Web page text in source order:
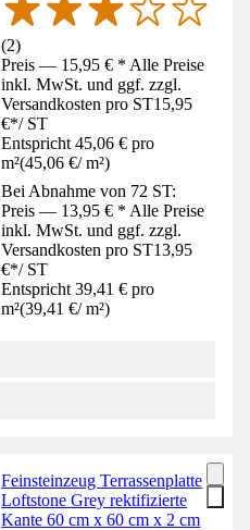
(2)
Preis — 15,95 € * Alle Preise
inkl. MwSt. und ggf. zzgl.
Versandkosten pro ST15,95
€*/ ST
Entspricht 45,06 € pro
m²(45,06 €/ m²)
Bei Abnahme von 72 ST:
Preis — 13,95 € * Alle Preise
inkl. MwSt. und ggf. zzgl.
Versandkosten pro ST13,95
€*/ ST
Entspricht 39,41 € pro
m²(39,41 €/ m²)
Feinsteinzeug Terrassenplatte
Loftstone Grey rektifizierte
Kante 60 cm x 60 cm x 2 cm